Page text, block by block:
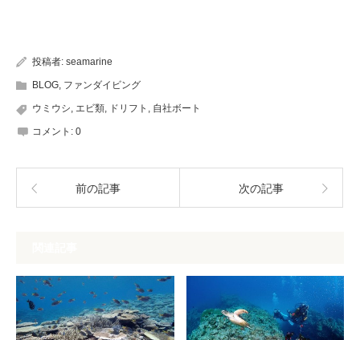
投稿者: seamarine
BLOG, ファンダイビング
ウミウシ, エビ類, ドリフト , 自社ボート
コメント: 0
前の記事 次の記事